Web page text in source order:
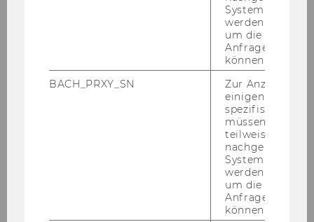
1. Pro­Eu­r­opeanVa­lue­sAT Online-​Resilienz
Trai­ning - Modul: „Per­sön­li­che Re­si­li­enz“
System
werden.
um die Antwort
Anfrage
können.
BACH_PRXY_SN
Zur Anzeige von
einigen WU-
spezifischen
müssen
teilweise von
nachgelagerten
System
werden.
um die Antwort
Anfrage
können.